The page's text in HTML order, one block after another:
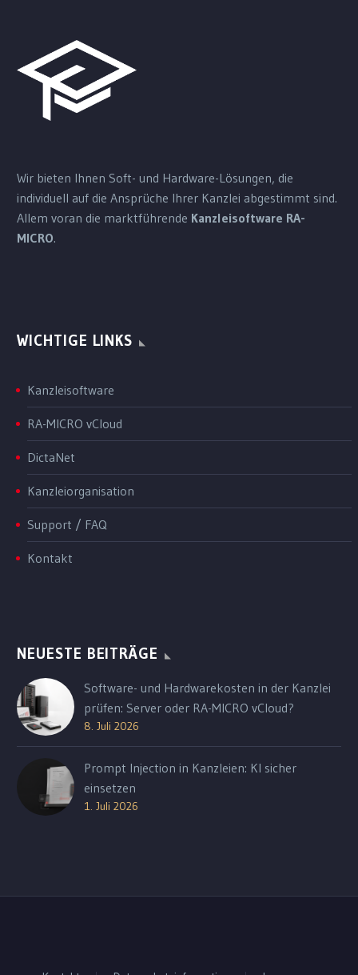
Wir bieten Ihnen Soft- und Hardware-Lösungen, die
individuell auf die Ansprüche Ihrer Kanzlei abgestimmt sind.
Allem voran die marktführende Kanzleisoftware RA-
MICRO.
WICHTIGE LINKS
Kanzleisoftware
RA-MICRO vCloud
DictaNet
Kanzleiorganisation
Support / FAQ
Kontakt
NEUESTE BEITRÄGE
Software- und Hardwarekosten in der Kanzlei
prüfen: Server oder RA-MICRO vCloud?
8. Juli 2026
Prompt Injection in Kanzleien: KI sicher
einsetzen
1. Juli 2026